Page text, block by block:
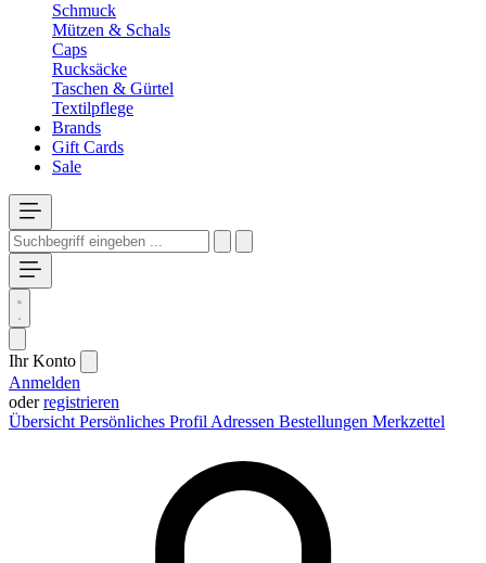
Schmuck
Mützen & Schals
Caps
Rucksäcke
Taschen & Gürtel
Textilpflege
Brands
Gift Cards
Sale
Ihr Konto
Anmelden
oderregistrieren
Übersicht Persönliches Profil Adressen Bestellungen Merkzettel